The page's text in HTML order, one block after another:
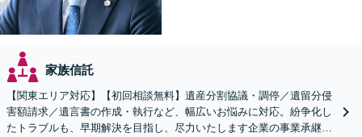
家族信託
【関東エリア対応】【初回相談無料】遺産分割協議・調停／遺留分侵
害額請求／遺言書の作成・執行など、幅広いお悩みに対応。紛争化し
たトラブルも、早期解決を目指し、尽力いたします企業の事業承継の